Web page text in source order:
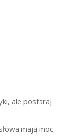
ale postaraj
mają moc.